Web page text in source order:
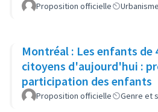
Proposition officielle
Montréal : Les enfants de
citoyens d'aujourd'hui :
participation des enfants
Proposition officielle Genre et